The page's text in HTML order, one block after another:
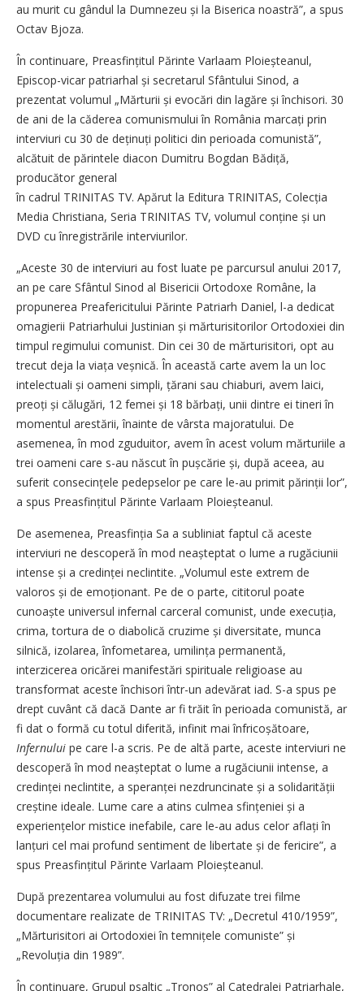
au murit cu gândul la Dumnezeu și la Biserica noastră”, a spus
Octav Bjoza.
În continuare, Preasfințitul Părinte Varlaam Ploieșteanul,
Episcop-vicar patriarhal și secretarul Sfântului Sinod, a
prezentat volumul „Mărturii și evocări din lagăre și închisori. 30
de ani de la căderea comunismului în România marcați prin
interviuri cu 30 de deținuți politici din ­perioada comunistă”,
alcătuit de părintele diacon Dumitru Bogdan Bădiță,
producător general ­
în cadrul TRINITAS TV. Apărut la Editura ­TRINITAS, Colecția
Media Christiana, Seria TRINITAS TV, volumul conține și un
DVD cu înregistrările interviurilor.
„Aceste 30 de interviuri au fost luate pe parcursul anului 2017,
an pe care Sfântul Sinod al Bisericii Ortodoxe Române, la
propunerea Preafericitului Părinte Patriarh Daniel, l-a dedicat
omagierii Patriarhului Justinian și mărturisitorilor Ortodoxiei din
timpul regimului comunist. Din cei 30 de mărturisitori, opt au
trecut deja la viața veșnică. În această carte avem la un loc
intelectuali și oameni simpli, țărani sau chiaburi, avem laici,
preoți și călugări, 12 femei și 18 bărbați, unii dintre ei tineri în
momentul arestării, înainte de vârsta majoratului. De
asemenea, în mod zguduitor, avem în acest volum mărturiile a
trei oameni care s-au născut în pușcărie și, după aceea, au
suferit consecințele pedepselor pe care le-au primit părinții lor”,
a spus Preasfințitul Părinte Varlaam Ploieșteanul.
De asemenea, Preasfinția Sa a subliniat faptul că aceste
interviuri ne descoperă în mod neașteptat o lume a rugăciunii
intense și a credinței neclintite. „Volumul este extrem de
valoros și de emoționant. Pe de o parte, cititorul poate
cunoaște universul infernal carceral comunist, unde execuția,
crima, tortura de o diabolică cruzime și diversitate, munca
silnică, izolarea, înfometarea, umilința permanentă,
interzicerea oricărei manifestări spirituale religioase au
transformat aceste închisori într-un adevărat iad. S-a spus pe
drept cuvânt că dacă Dante ar fi trăit în perioada comunistă, ar
fi dat o formă cu totul diferită, infinit mai înfricoșătoare,
Infernului pe care l-a scris. Pe de altă parte, aceste interviuri ne
descoperă în mod neașteptat o lume a rugăciunii intense, a
credinței neclintite, a speranței nezdruncinate și a solidarității
creștine ideale. Lume care a atins culmea sfințeniei și a
experiențelor mistice inefabile, care le-au adus celor aflați în
lanțuri cel mai profund sentiment de libertate și de fericire”, a
spus Preasfințitul Părinte Varlaam Ploieșteanul.
După prezentarea volumului au fost difuzate trei filme
documentare realizate de TRINITAS TV: „Decretul 410/1959”,
„Mărturisitori ai Ortodoxiei în temnițele comuniste” și
„Revoluția din 1989”.
În continuare, Grupul psaltic „Tronos” al Catedralei Patriarhale,